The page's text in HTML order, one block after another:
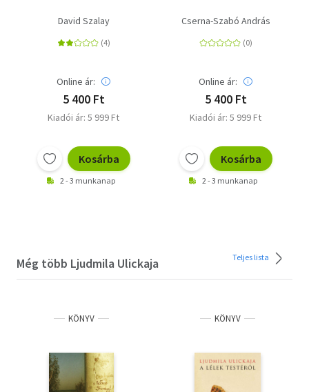
David Szalay
Online ár:
5 400 Ft
Kiadói ár: 5 999 Ft
Kosárba
2 - 3 munkanap
Cserna-Szabó András
Online ár:
5 400 Ft
Kiadói ár: 5 999 Ft
Kosárba
2 - 3 munkanap
Még több Ljudmila Ulickaja Teljes lista
KÖNYV KÖNYV